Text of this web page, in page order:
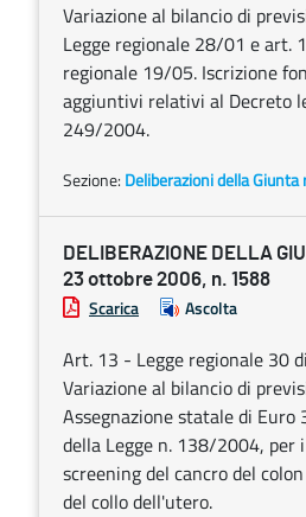
Variazione al bilancio di
Legge regionale 28/01 e art.
regionale 19/05. Iscrizione
aggiuntivi relativi al Decreto
249/2004.
Sezione: Deliberazioni della Giunta
DELIBERAZIONE DELLA
23 ottobre 2006, n. 1588
Scarica Ascolta
Art. 13 - Legge regionale 30
Variazione al bilancio di
Assegnazione statale di Euro
della Legge n. 138/2004, per
screening del cancro del
del collo dell'utero.